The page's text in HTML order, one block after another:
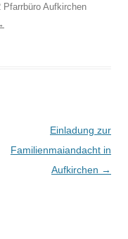
Pfarrbüro Aufkirchen
Einladung zur
Familienmaiandacht in
Aufkirchen →